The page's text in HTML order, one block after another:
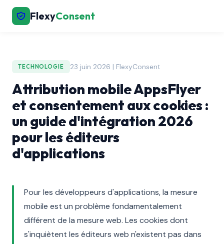
FlexyConsent
TECHNOLOGIE 23 juin 2026 | FlexyConsent
Attribution mobile AppsFlyer
et consentement aux cookies :
un guide d'intégration 2026
pour les éditeurs
d'applications
Pour les développeurs d'applications, la mesure
mobile est un problème fondamentalement
différent de la mesure web. Les cookies dont
s'inquiètent les éditeurs web n'existent pas dans